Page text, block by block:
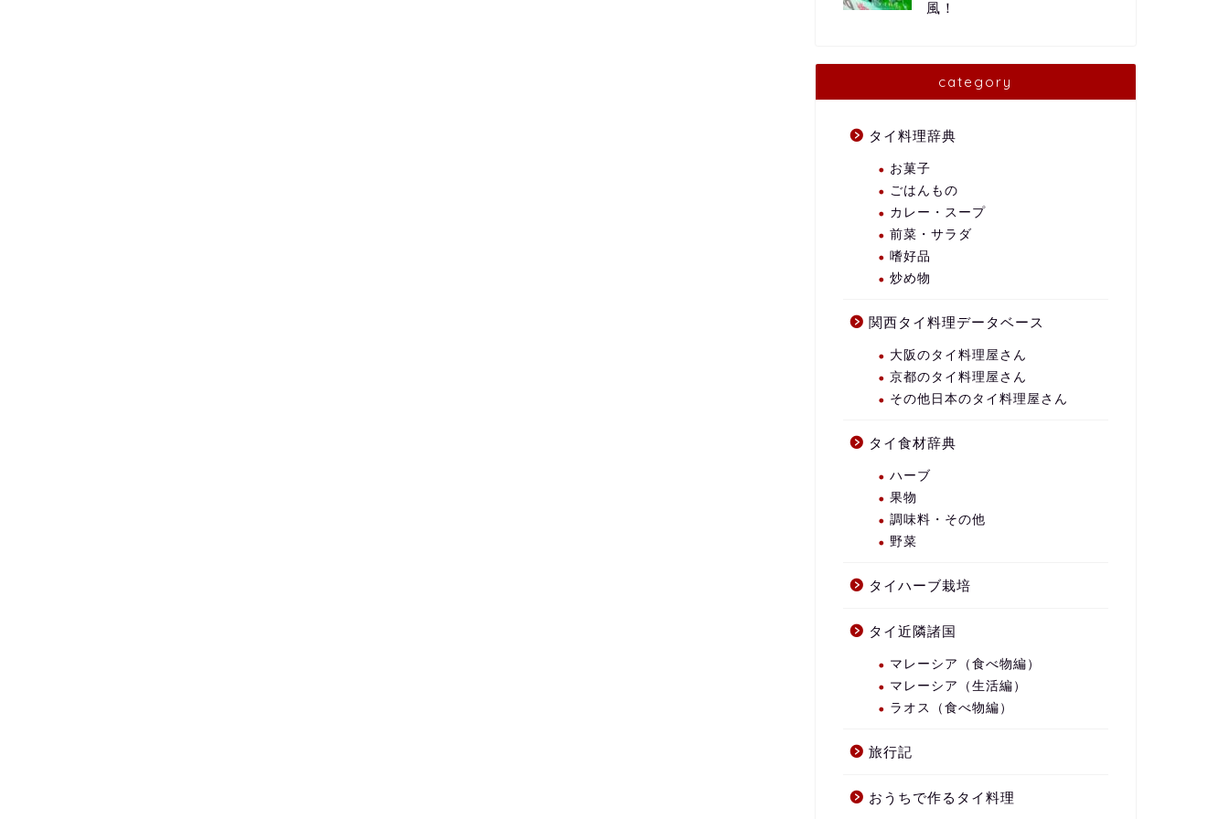
風！
category
タイ料理辞典
お菓子
ごはんもの
カレー・スープ
前菜・サラダ
嗜好品
炒め物
関西タイ料理データベース
大阪のタイ料理屋さん
京都のタイ料理屋さん
その他日本のタイ料理屋さん
タイ食材辞典
ハーブ
果物
調味料・その他
野菜
タイハーブ栽培
タイ近隣諸国
マレーシア（食べ物編）
マレーシア（生活編）
ラオス（食べ物編）
旅行記
おうちで作るタイ料理